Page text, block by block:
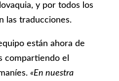
y por todos los
las traducciones.
están ahora de
compartiendo el
«En nuestra